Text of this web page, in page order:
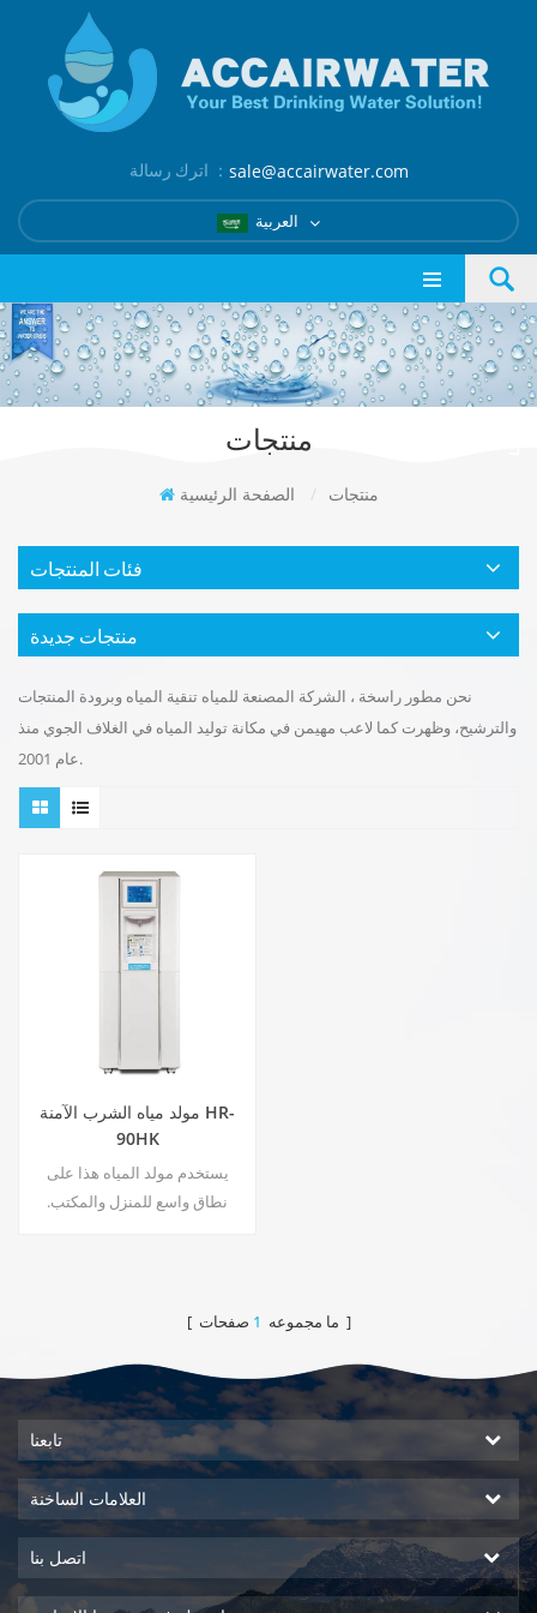
اترك رسالة ： sale@accairwater.com
منتجات
الصفحة الرئيسية / منتجات
فئات المنتجات
منتجات جديدة
نحن مطور راسخة ، الشركة المصنعة للمياه تنقية المياه وبرودة المنتجات
والترشيح، وظهرت كما لاعب مهيمن في مكانة توليد المياه في الغلاف الجوي منذ
عام 2001.
مولد مياه الشرب الآمنة HR-
90HK
يستخدم مولد المياه هذا على
نطاق واسع للمنزل والمكتب.
[ ما مجموعه 1 صفحات ]
تابعنا
العلامات الساخنة
اتصل بنا